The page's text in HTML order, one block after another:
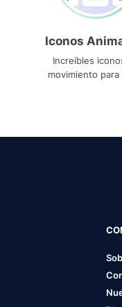
Iconos
Increíbles
movimiento para